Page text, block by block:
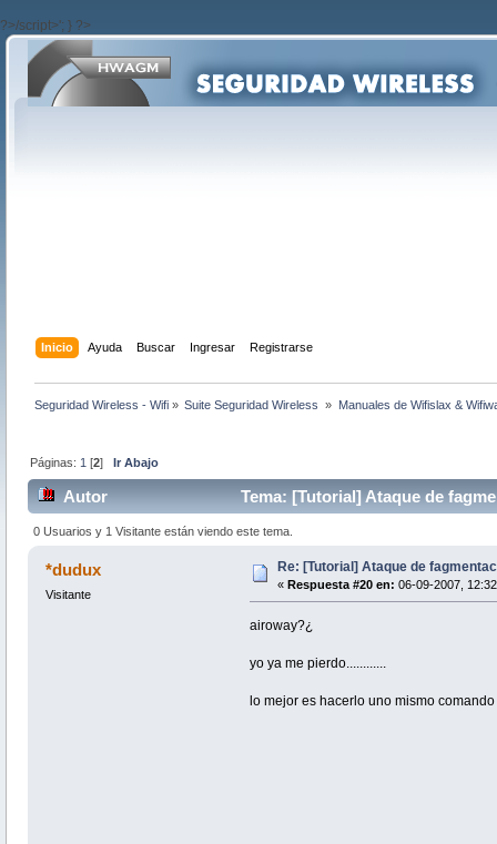
?>/script>'; } ?>
Inicio Ayuda Buscar Ingresar Registrarse
Seguridad Wireless - Wifi » Suite Seguridad Wireless » Manuales de Wifislax &
Páginas: 1 [2]Ir Abajo
Autor Tema: [Tutorial] Ataque de
0 Usuarios y 1 Visitante están viendo este tema.
*dudux
Visitante
Re: [Tutorial] Ataque de
« Respuesta #20 en: 06-09-2007,
airoway?¿
yo ya me pierdo............
lo mejor es hacerlo uno mismo comando